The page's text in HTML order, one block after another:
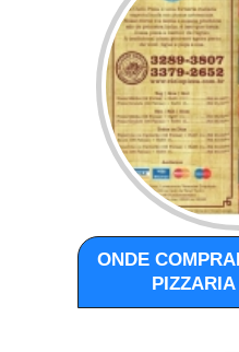
ONDE